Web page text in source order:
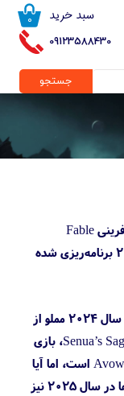
09123588430
۰ سبد خرید
جستجو
یک اینسایدر سرشناس ادعا کرد که بازی نقش‌آفرینی Fable
استودیو پلی‌گراند گیمز برای انتشار در سال ۲۰۲۵ برنامه‌ریزی شده
فهرست بازی‌های فرست-پارتی ایکس باکس در سال ۲۰۲۴ مملو از
آثار برجسته و بزرگی نظیر بازی Senua’s Saga: Hellblade 2، بازی
Indiana Jones and the Great Circle و بازی Avowed است، اما آیا
طرفدارها می‌توانند منتظر فهرستی غنی از بازی‌ها در سال ۲۰۲۵ نیز